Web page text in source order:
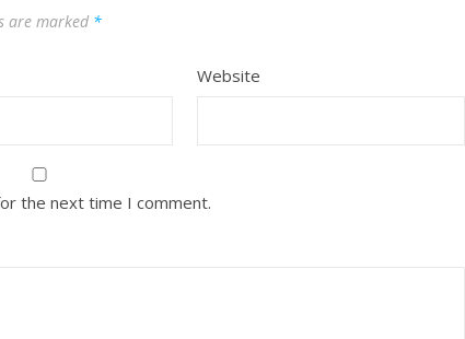
are marked *
Website
the next time I comment.